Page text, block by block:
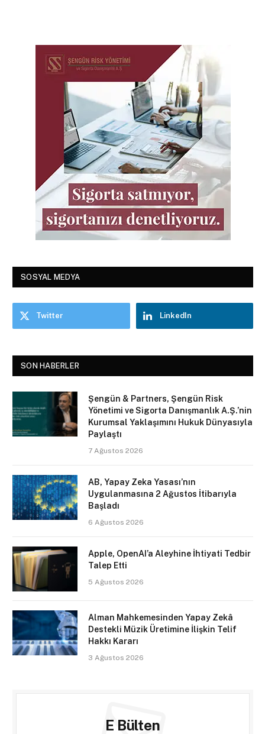
SOSYAL MEDYA
Twitter LinkedIn
SON HABERLER
Şengün & Partners, Şengün Risk
Yönetimi ve Sigorta Danışmanlık A.Ş.’nin
Kurumsal Yaklaşımını Hukuk Dünyasıyla
Paylaştı
7 Ağustos 2026
AB, Yapay Zeka Yasası’nın
Uygulanmasına 2 Ağustos İtibarıyla
Başladı
6 Ağustos 2026
Apple, OpenAI’a Aleyhine İhtiyati Tedbir
Talep Etti
5 Ağustos 2026
Alman Mahkemesinden Yapay Zekâ
Destekli Müzik Üretimine İlişkin Telif
Hakkı Kararı
3 Ağustos 2026
E Bülten